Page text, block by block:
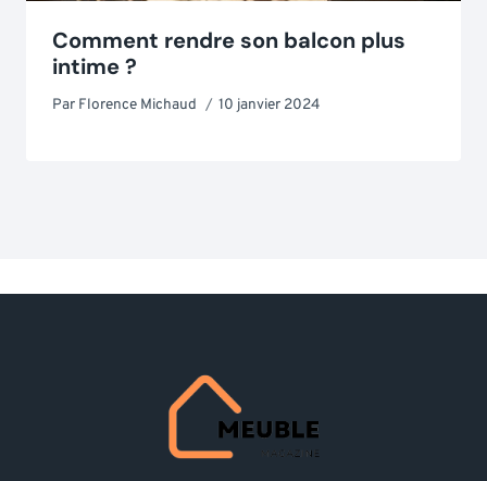
Comment rendre son balcon plus
intime ?
Par Florence Michaud 10 janvier 2024